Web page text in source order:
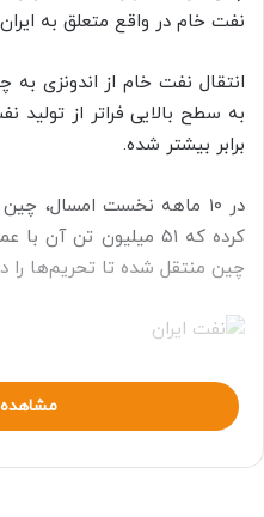
نفت خام در واقع متعلق به
انتقال نفت خام از اندونزی
برابر بیشتر شده.
چین منتقل شده تا تحریم‌ها را